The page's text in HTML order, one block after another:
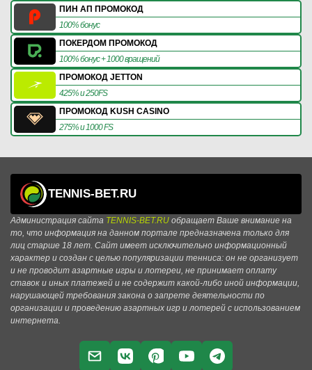
ПИН АП ПРОМОКОД
100% бонус
ПОКЕРДОМ ПРОМОКОД
100% бонус + 1000 вращений
ПРОМОКОД JETTON
425% и 250FS
ПРОМОКОД KUSH CASINO
275% и 1000 FS
TENNIS-BET.RU
Администрация сайта TENNIS-BET.RU обращает Ваше внимание на
то, что информация на данном портале предназначена только для
лиц старше 18 лет. Сайт имеет исключительно информационный
характер и создан с целью популяризации тенниса: он не организует
и не проводит азартные игры и лотереи, не принимает оплату
ставок и иных платежей и не содержит какой-либо иной информации,
нарушающей требования закона о запрете деятельности по
организации и проведению азартных игр и лотерей с использованием
интернета.